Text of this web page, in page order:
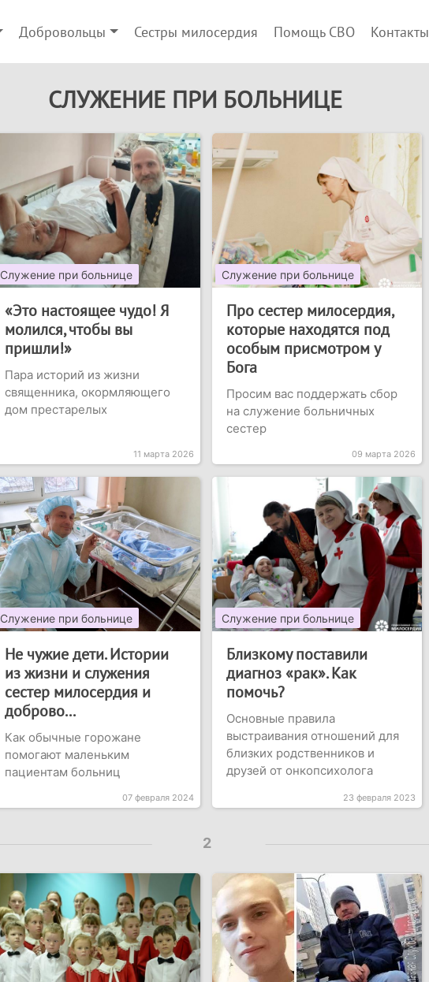
Добровольцы Сестры милосердия Помощь СВО Контакты
СЛУЖЕНИЕ ПРИ БОЛЬНИЦЕ
Служение при больнице
«Это настоящее чудо! Я
молился, чтобы вы
пришли!»
Пара историй из жизни
священника, окормляющего
дом престарелых
11 марта 2026
Служение при больнице
Про сестер милосердия,
которые находятся под
особым присмотром у
Бога
Просим вас поддержать сбор
на служение больничных
сестер
09 марта 2026
Служение при больнице
Не чужие дети. Истории
из жизни и служения
сестер милосердия и
доброво...
Как обычные горожане
помогают маленьким
пациентам больниц
07 февраля 2024
Служение при больнице
Близкому поставили
диагноз «рак». Как
помочь?
Основные правила
выстраивания отношений для
близких родственников и
друзей от онкопсихолога
23 февраля 2023
2